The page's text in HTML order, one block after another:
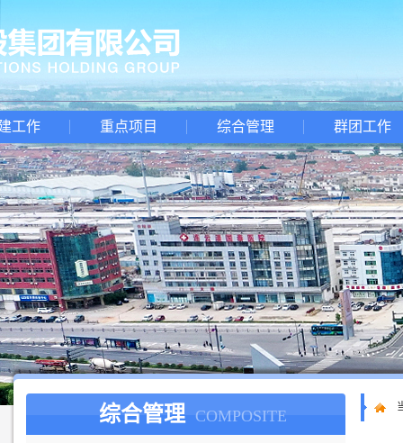
工作 重点项目 综合管理 群团工作
综合管理 COMPOSITE